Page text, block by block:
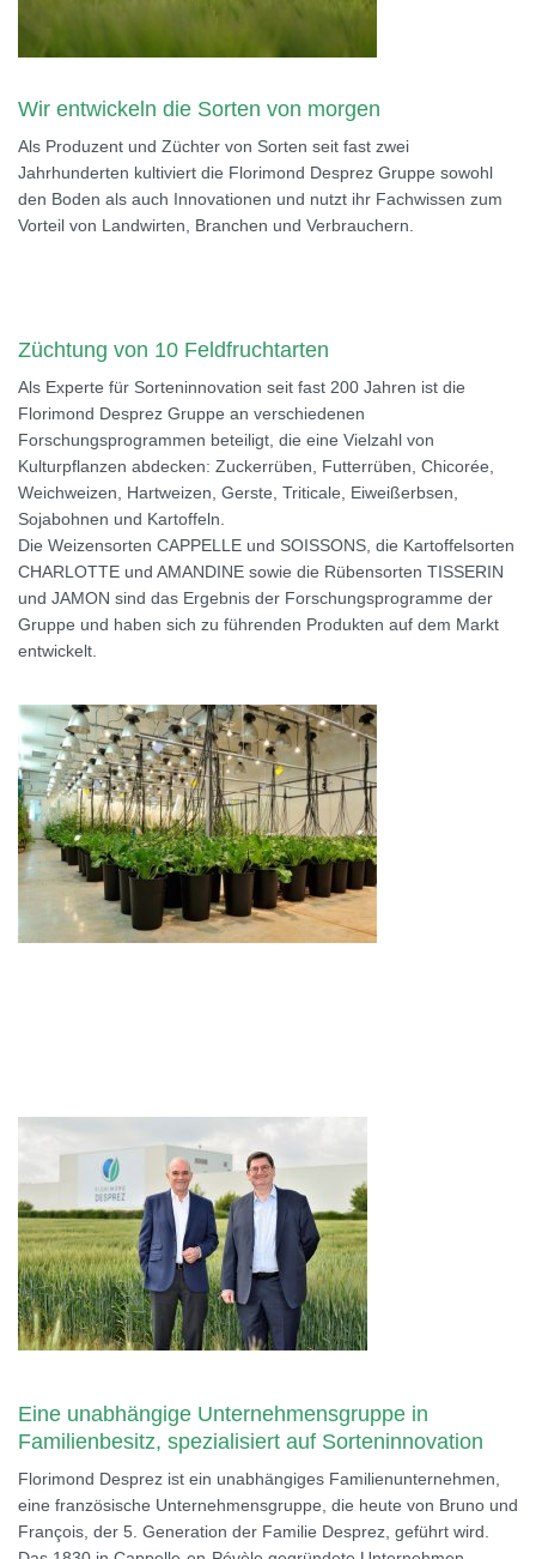
Wir entwickeln die Sorten von morgen
Als Produzent und Züchter von Sorten seit fast zwei
Jahrhunderten kultiviert die Florimond Desprez Gruppe sowohl
den Boden als auch Innovationen und nutzt ihr Fachwissen zum
Vorteil von Landwirten, Branchen und Verbrauchern.
Züchtung von 10 Feldfruchtarten
Als Experte für Sorteninnovation seit fast 200 Jahren ist die
Florimond Desprez Gruppe an verschiedenen
Forschungsprogrammen beteiligt, die eine Vielzahl von
Kulturpflanzen abdecken: Zuckerrüben, Futterrüben, Chicorée,
Weichweizen, Hartweizen, Gerste, Triticale, Eiweißerbsen,
Sojabohnen und Kartoffeln.
Die Weizensorten CAPPELLE und SOISSONS, die Kartoffelsorten
CHARLOTTE und AMANDINE sowie die Rübensorten TISSERIN
und JAMON sind das Ergebnis der Forschungsprogramme der
Gruppe und haben sich zu führenden Produkten auf dem Markt
entwickelt.
Eine unabhängige Unternehmensgruppe in
Familienbesitz, spezialisiert auf Sorteninnovation
Florimond Desprez ist ein unabhängiges Familienunternehmen,
eine französische Unternehmensgruppe, die heute von Bruno und
François, der 5. Generation der Familie Desprez, geführt wird.